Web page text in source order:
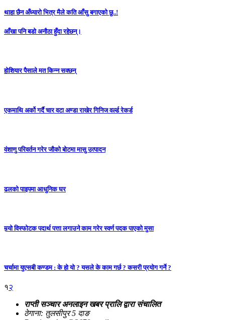
थाहा छैन अँध्यारो भित्र मैले कति आँसु बगाएको छु..!
आँखा पनि बडो अनौठा हुँदा रहेछन्।
होशियार पैसाले मत किन्न सक्छन्
एकमाथि अर्को गर्दै चार वटा अण्डा राखेर गिनिज वर्ल्ड रेकर्ड
वंशाणु परिवर्तन गरेर जौको बोटमा मासु उत्पादन
ढलको पाइपमा आधुनिक घर
मर्‍यो विस्फोटक पदार्थ पत्ता लगाउने काम गरेर स्वर्ण पदक पाएको मुसा
चर्चामा युएसबी कण्डम : के हो यो ? यसले के काम गर्छ ? कसरी प्रयोग गर्ने ?
१२
राप्ती सञ्चार अनलाइन खबर प्रालि द्वारा संचालित
ठेगाना: तुलसीपुर 5 दाङ